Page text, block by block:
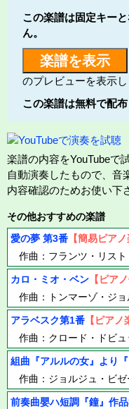
この楽譜は固定キー
ん。
のプレビューを表示し
この楽譜は無料で配布
楽譜の内容をYouTubeで
自動演奏したもので、音
内容確認のためお使い下
その他おすすめの楽譜
愛の夢 第3番 【簡易ピアノ
作曲：フランツ・リスト
カロ・ミオ・ベン 【ピア
作曲：トンマーゾ・ジョ
アラベスク第1番 【ピアノ
作曲：クロード・ドビュ
組曲『アルルの女』より『
作曲：ジョルジュ・ビゼ
前奏曲嬰ハ短調『鐘』作